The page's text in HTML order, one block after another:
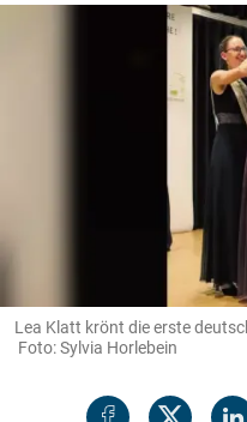
Lea Klatt krönt die erste
Foto: Sylvia Horlebein